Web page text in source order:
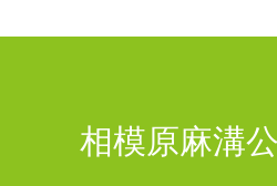
相模原麻溝